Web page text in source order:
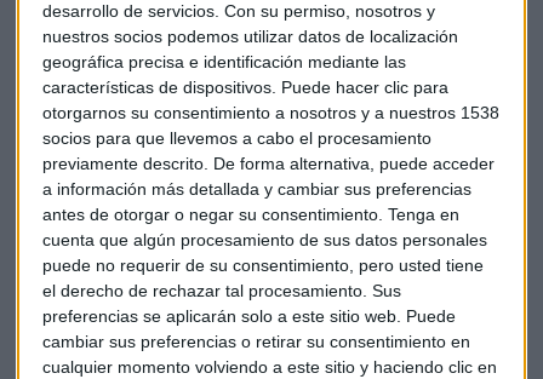
desarrollo de servicios. Con su permiso, nosotros y
nuestros socios podemos utilizar datos de localización
geográfica precisa e identificación mediante las
características de dispositivos. Puede hacer clic para
otorgarnos su consentimiento a nosotros y a nuestros 1538
socios para que llevemos a cabo el procesamiento
previamente descrito. De forma alternativa, puede acceder
a información más detallada y cambiar sus preferencias
antes de otorgar o negar su consentimiento. Tenga en
cuenta que algún procesamiento de sus datos personales
puede no requerir de su consentimiento, pero usted tiene
el derecho de rechazar tal procesamiento. Sus
preferencias se aplicarán solo a este sitio web. Puede
cambiar sus preferencias o retirar su consentimiento en
cualquier momento volviendo a este sitio y haciendo clic en
Pero aquí los españoles presentamos una paradoja
interesante: en algunos casos nos faltan conocimientos
pero en otros estamos sobrecualificados.Un 27% de los
empleados tiene una formación superior a la que
necesita para su puesto de trabajo. Y gran parte de la
culpa la tiene ese prejuicio nuestro de que es mejor estudiar
un grado universitario que recurrir a la formación
profesional. Solo un 24% de los jóvenes españoles apuestan
por estos estudios, un porcentaje más de 10 puntos por
debajo de la media europea, que se sitúa en el 36%.
contrario de lo que pensamos, esa sobrecualificación no es
nada buena.